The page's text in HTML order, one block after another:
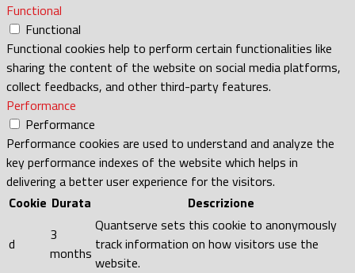
Functional
Functional
Functional cookies help to perform certain functionalities like
sharing the content of the website on social media platforms,
collect feedbacks, and other third-party features.
Performance
Performance
Performance cookies are used to understand and analyze the
key performance indexes of the website which helps in
delivering a better user experience for the visitors.
Cookie Durata Descrizione
d
3
months
Quantserve sets this cookie to anonymously
track information on how visitors use the
website.